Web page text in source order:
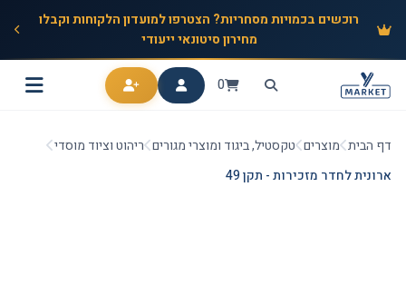
רוכשים בכמויות מסחריות? הצטרפו למועדון הלקוחות וקבלו
מחירון סיטונאי ייעודי
0
דף הבית מוצרים טקסטיל, ביגוד ומוצרי מגורים ריהוט וציוד מוסדי
ארונית לחדר מזכירות - תקן 49